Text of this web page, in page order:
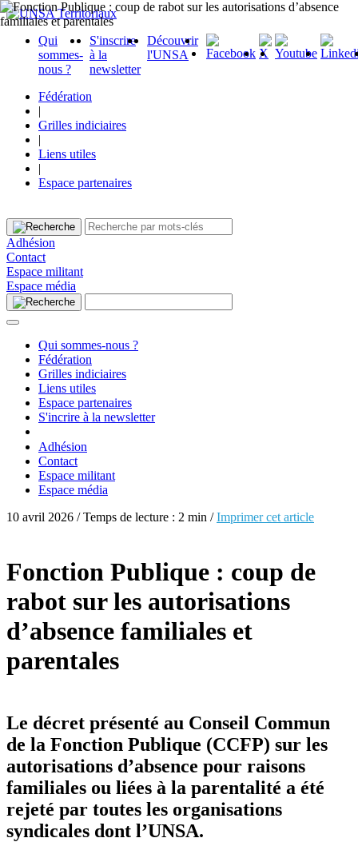
Qui
sommes-
nous ?
S'inscrire
à la
newsletter
Découvrir
l'UNSA
Fédération
|
Grilles indiciaires
|
Liens utiles
|
Espace partenaires
Adhésion
Contact
Espace militant
Espace média
Qui sommes-nous ?
Fédération
Grilles indiciaires
Liens utiles
Espace partenaires
S'incrire à la newsletter
Adhésion
Contact
Espace militant
Espace média
10 avril 2026 / Temps de lecture : 2 min /Imprimer cet article
Fonction Publique : coup de
rabot sur les autorisations
d’absence familiales et
parentales
Le décret présenté au Conseil Commun
de la Fonction Publique (CCFP) sur les
autorisations d’absence pour raisons
familiales ou liées à la parentalité a été
rejeté par toutes les organisations
syndicales dont l’UNSA.